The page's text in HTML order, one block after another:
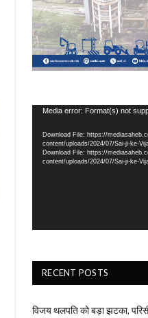
Video
Media error: Format(s) not
Download File: https://
content/uploads/2024/07/Sai-ji-ke-
Download File: https://
content/uploads/2024/07/Sai-ji-ke-
RECENT POSTS
विजय थलपति को बड़ा झटका,